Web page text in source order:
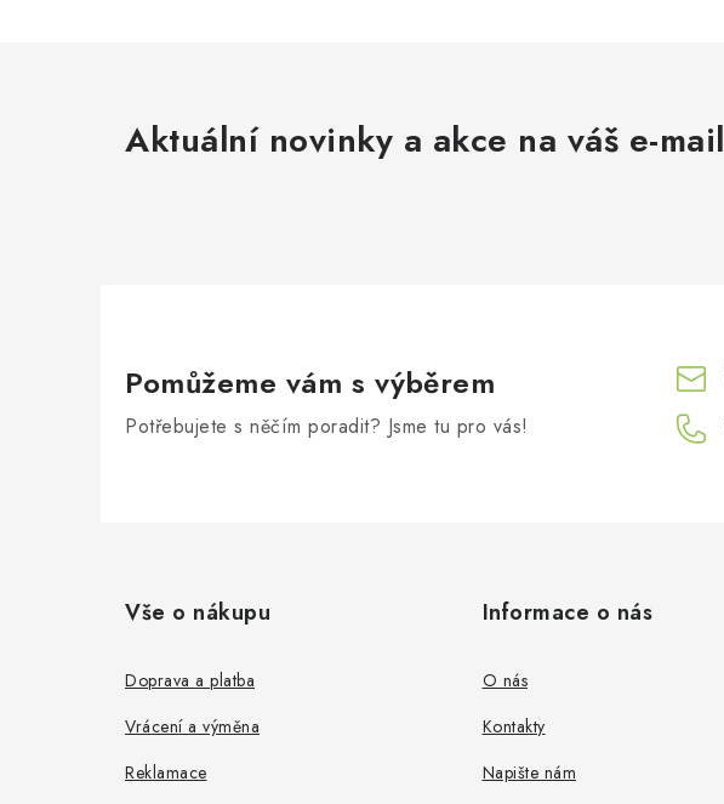
Aktuální novinky a akce na váš e-mail
Pomůžeme vám s výběrem
Potřebujete s něčím poradit? Jsme tu pro vás!
Vše o nákupu
Doprava a platba
Vrácení a výměna
Reklamace
Informace o nás
O nás
Kontakty
Napište nám